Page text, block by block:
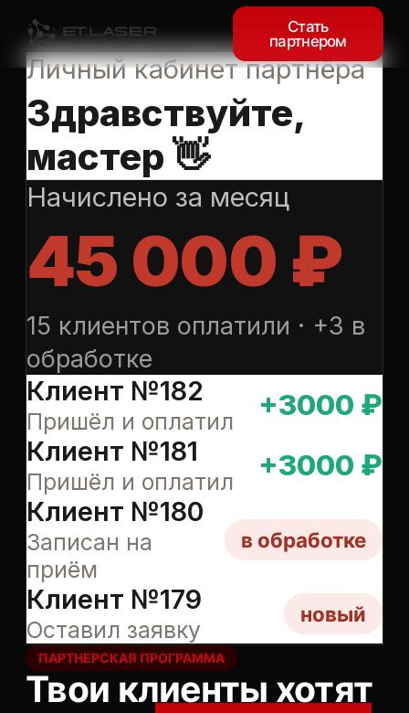
Стать
Твои клиенты хотят
свеститату/татуаж.
Помоги
им и заработай
на этом.
Рекомендуйте ET.LASER — и получайте
000 ₽за каждого оплатившего клиента.
Никакого процента, никаких условий,
только фикс.
Вашему клиенту —3 000 ₽ на счёт. Вам
3 000 ₽ живыми. Рекомендовать
приятно обоим.
Личный кабинет партнёра
Здравствуйте,
мастер 👋
Начислено за месяц
45 000 ₽
15 клиентов оплатили · +3 в
обработке
Клиент №182 +3000 ₽
Клиент №181
Пришёл и оплатил +3000 ₽
Клиент №180
Записан на
приём
в обработке
Клиент №179
Оставил заявку